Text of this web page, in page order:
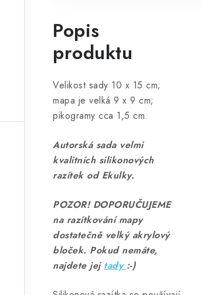
Popis
produktu
Velikost sady 10 x 15 cm;
mapa je velká 9 x 9 cm;
pikogramy cca 1,5 cm.
Autorská sada velmi
kvalitních silikonových
razítek od Ekulky.
POZOR! DOPORUČUJEME
na razítkování mapy
dostatečně velký akrylový
bloček. Pokud nemáte,
najdete jej tady :-)